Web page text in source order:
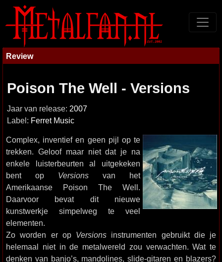
Review
Poison The Well - Versions
Jaar van release: 2007
Label: Ferret Music
Complex, inventief en geen pijl op te
trekken. Geloof maar niet dat je na
enkele luisterbeurten al uitgekeken
bent op Versions van het
Amerikaanse Poison The Well.
Daarvoor bevat dit nieuwe
kunstwerkje simpelweg te veel
elementen.
Zo worden er op Versions instrumenten gebruikt die je
helemaal niet in de metalwereld zou verwachten. Wat te
denken van banjo’s, mandolines, slide-gitaren en blazers?